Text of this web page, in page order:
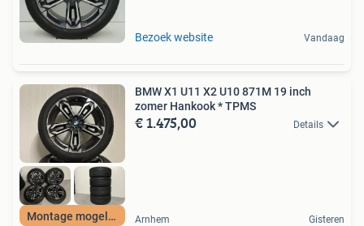
Bezoek website Vandaag
Montage mogelijk
BMW X1 U11 X2 U10 871M 19 inch
zomer Hankook * TPMS
€ 1.475,00 Details
Arnhem Gisteren